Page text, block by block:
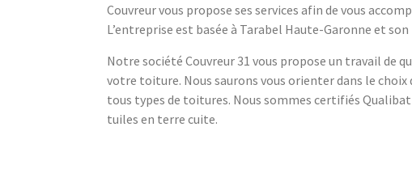
Couvreur vous propose ses services afin de vous
L’entreprise est basée à Tarabel Haute-Garonne et
Notre société Couvreur 31 vous propose un travail de
votre toiture. Nous saurons vous orienter dans le
tous types de toitures. Nous sommes certifiés
tuiles en terre cuite.